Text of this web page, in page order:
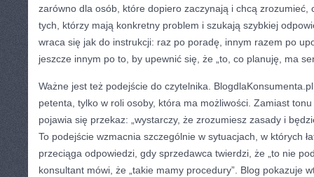
zarówno dla osób, które dopiero zaczynają i chcą zrozumieć,
tych, którzy mają konkretny problem i szukają szybkiej
wraca się jak do instrukcji: raz po poradę, innym razem po
jeszcze innym po to, by upewnić się, że „to, co planuję, ma
Ważne jest też podejście do czytelnika.
petenta, tylko w roli osoby, która ma możliwości. Zamiast
pojawia się przekaz: „wystarczy, że zrozumiesz zasady i
To podejście wzmacnia szczególnie w sytuacjach, w których
przeciąga odpowiedzi, gdy sprzedawca twierdzi, że „to nie
konsultant mówi, że „takie mamy procedury”. Blog pokazuje